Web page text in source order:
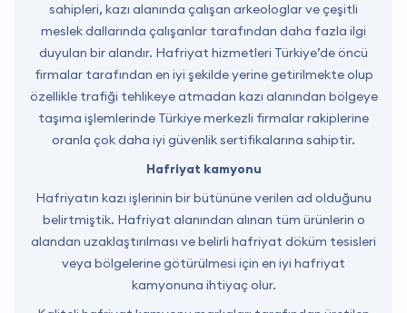
sahipleri, kazı alanında çalışan arkeologlar ve çeşitli
meslek dallarında çalışanlar tarafından daha fazla ilgi
duyulan bir alandır. Hafriyat hizmetleri Türkiye’de öncü
firmalar tarafından en iyi şekilde yerine getirilmekte olup
özellikle trafiği tehlikeye atmadan kazı alanından bölgeye
taşıma işlemlerinde Türkiye merkezli firmalar rakiplerine
oranla çok daha iyi güvenlik sertifikalarına sahiptir.
Hafriyat kamyonu
Hafriyatın kazı işlerinin bir bütününe verilen ad olduğunu
belirtmiştik. Hafriyat alanından alınan tüm ürünlerin o
alandan uzaklaştırılması ve belirli hafriyat döküm tesisleri
veya bölgelerine götürülmesi için en iyi hafriyat
kamyonuna ihtiyaç olur.